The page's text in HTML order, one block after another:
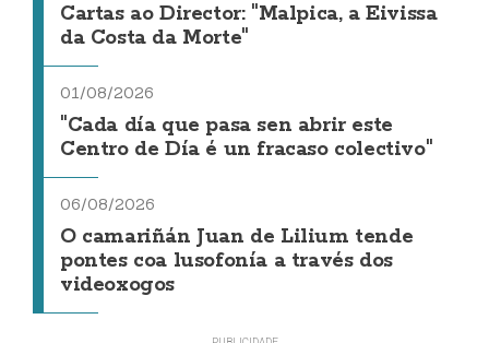
Cartas ao Director: "Malpica, a Eivissa
da Costa da Morte"
01/08/2026
"Cada día que pasa sen abrir este
Centro de Día é un fracaso colectivo"
06/08/2026
O camariñán Juan de Lilium tende
pontes coa lusofonía a través dos
videoxogos